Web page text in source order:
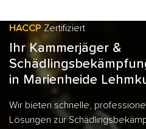
HACCP Zertifiziert
Ihr Kammerjäger &
in Marienheide
Wir bieten schnelle,
Lösungen zur